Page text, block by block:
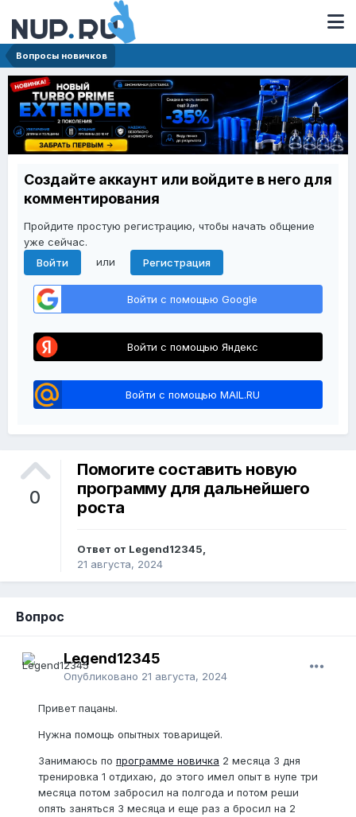
Вопросы новичков
Создайте аккаунт или войдите в него для
комментирования
Пройдите простую регистрацию, чтобы начать общение
уже сейчас.
Войти
или Регистрация
Войти с помощью Google
Войти с помощью Яндекс
Войти с помощью MAIL.RU
0
Помогите составить новую
программу для дальнейшего
роста
Ответ от Legend12345,
21 августа, 2024
Вопрос
Legend12345
Опубликовано 21 августа, 2024
Привет пацаны.
Нужна помощь опытных товарищей.
Занимаюсь по программе новичка 2 месяца 3 дня
тренировка 1 отдихаю, до этого имел опыт в нупе три
месяца потом забросил на полгода и потом реши
опять заняться 3 месяца и еще раз а бросил на 2